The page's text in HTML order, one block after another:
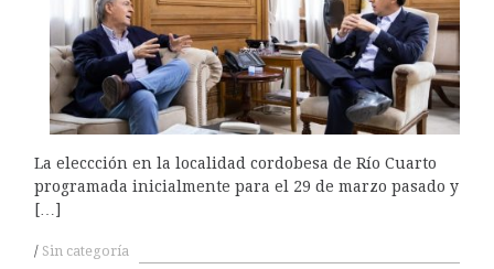
La eleccción en la localidad cordobesa de Río Cuarto
programada inicialmente para el 29 de marzo pasado y
[…]
Sin categoría